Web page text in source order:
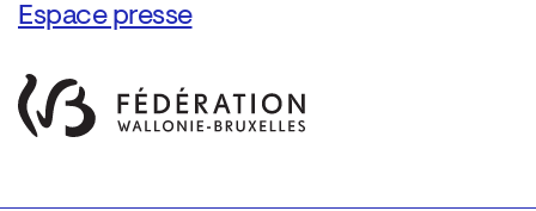
Espace presse